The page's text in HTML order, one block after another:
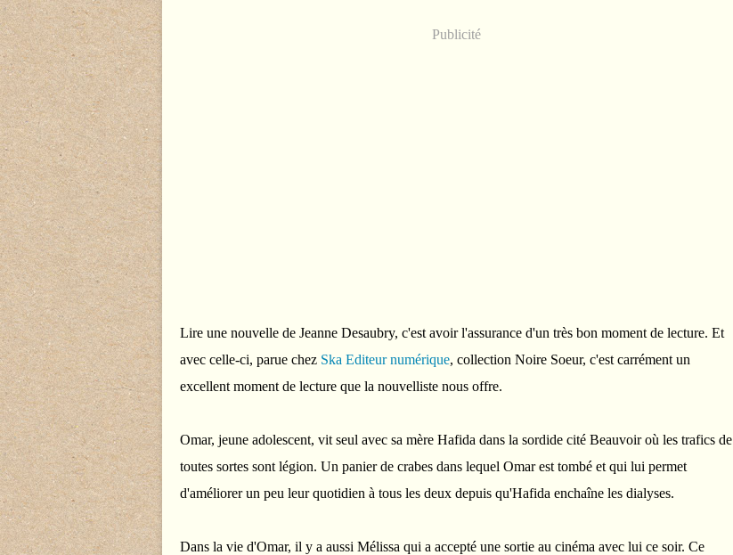
Publicité
Lire une nouvelle de Jeanne Desaubry, c'est avoir l'assurance d'un très bon moment de lecture. Et
avec celle-ci, parue chez Ska Editeur numérique, collection Noire Soeur, c'est carrément un
excellent moment de lecture que la nouvelliste nous offre.
Omar, jeune adolescent, vit seul avec sa mère Hafida dans la sordide cité Beauvoir où les trafics de
toutes sortes sont légion. Un panier de crabes dans lequel Omar est tombé et qui lui permet
d'améliorer un peu leur quotidien à tous les deux depuis qu'Hafida enchaîne les dialyses.
Dans la vie d'Omar, il y a aussi Mélissa qui a accepté une sortie au cinéma avec lui ce soir. Ce